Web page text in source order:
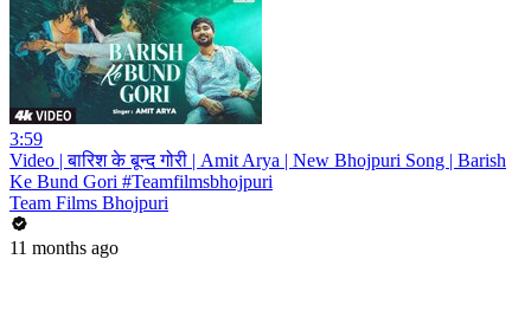
3:59
Video | बारिश के बून्द गोरी | Amit Arya | New Bhojpuri Song | Barish
Ke Bund Gori #Teamfilmsbhojpuri
Team Films Bhojpuri
11 months ago